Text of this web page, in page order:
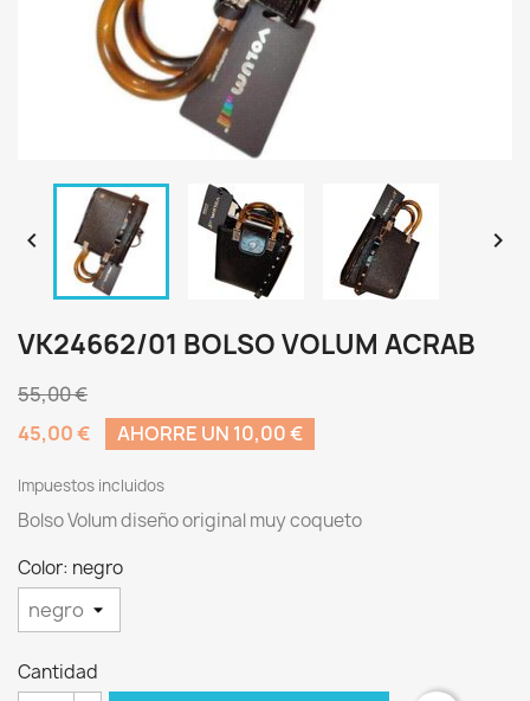
 
VK24662/01 BOLSO VOLUM ACRAB
55,00 €
45,00 €
AHORRE UN 10,00 €
Impuestos incluidos
Bolso Volum diseño original muy coqueto
Color: negro
Cantidad
Crear lista de deseos